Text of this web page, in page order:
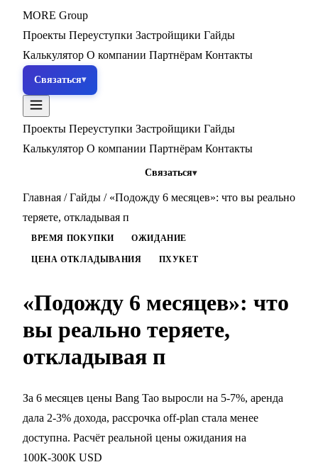
MORE Group
Проекты Переуступки Застройщики Гайды
Калькулятор О компании Партнёрам Контакты
Связаться
Проекты Переуступки Застройщики Гайды
Калькулятор О компании Партнёрам Контакты
Связаться
Главная / Гайды / «Подожду 6 месяцев»: что вы реально
теряете, откладывая п
ВРЕМЯ ПОКУПКИ ОЖИДАНИЕ
ЦЕНА ОТКЛАДЫВАНИЯ ПХУКЕТ
«Подожду 6 месяцев»: что
вы реально теряете,
откладывая п
За 6 месяцев цены Bang Tao выросли на 5-7%, аренда
дала 2-3% дохода, рассрочка off-plan стала менее
доступна. Расчёт реальной цены ожидания на
100К-300К USD